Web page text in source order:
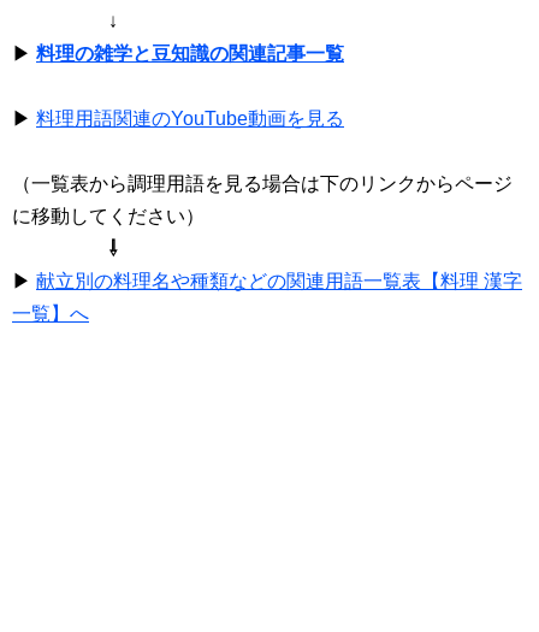
↓
▶ 料理の雑学と豆知識の関連記事一覧
▶ 料理用語関連のYouTube動画を見る
（一覧表から調理用語を見る場合は下のリンクからページ
に移動してください）
⇩
▶ 献立別の料理名や種類などの関連用語一覧表【料理 漢字
一覧】へ